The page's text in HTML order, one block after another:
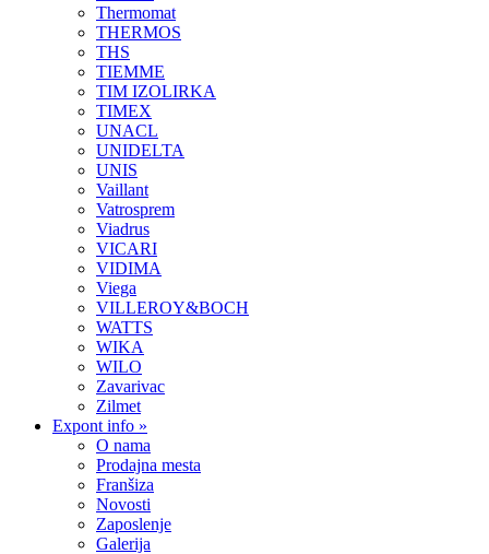
Thermomat
THERMOS
THS
TIEMME
TIM IZOLIRKA
TIMEX
UNACL
UNIDELTA
UNIS
Vaillant
Vatrosprem
Viadrus
VICARI
VIDIMA
Viega
VILLEROY&BOCH
WATTS
WIKA
WILO
Zavarivac
Zilmet
Expont info »
O nama
Prodajna mesta
Franšiza
Novosti
Zaposlenje
Galerija